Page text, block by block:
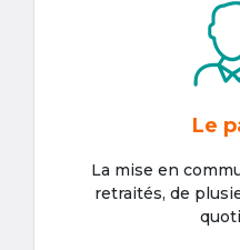
Le
La mise en
retraités, de